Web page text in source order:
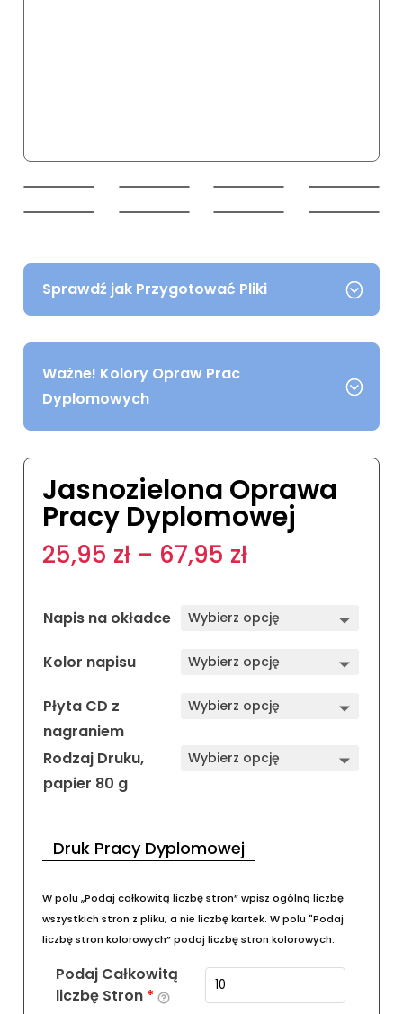
Sprawdź jak Przygotować Pliki
Ważne! Kolory Opraw Prac
Dyplomowych
Jasnozielona Oprawa
Pracy Dyplomowej
25,95zł 67,95złZakres
cen:
25,95 zł
Napis na okładce
Płyta CD z
Rodzaj Druku,
papier 80 g
Druk Pracy Dyplomowej